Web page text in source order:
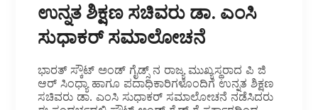
ಉನ್ನತ ಶಿಕ್ಷಣ ಸಚಿವರು ಡಾ. ಎಂಸಿ
ಸುಧಾಕರ್ ಸಮಾಲೋಚನೆ
ಭಾರತ್ ಸ್ಕೌಟ್ ಅಂಡ್ ಗೈಡ್ಸ್ ನ ರಾಜ್ಯ ಮುಖ್ಯಸ್ಥರಾದ ಪಿ ಜಿ
ಆರ್ ಸಿಂಧ್ಯಾ ಹಾಗೂ ಪದಾಧಿಕಾರಿಗಳೊಂದಿಗೆ ಉನ್ನತ ಶಿಕ್ಷಣ
ಸಚಿವರು ಡಾ. ಎಂಸಿ ಸುಧಾಕರ್ ಸಮಾಲೋಚನೆ ನಡೆಸಿದರು